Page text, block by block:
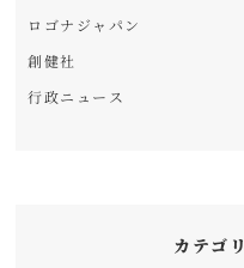
ロゴナジャパン
創健社
行政ニュース
カテゴ